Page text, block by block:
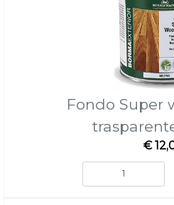
Fondo Super
€